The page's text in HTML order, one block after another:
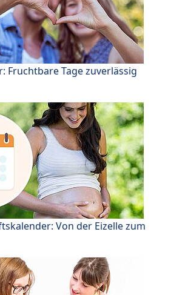
Fruchtbare Tage zuverlässig
Von der Eizelle zum